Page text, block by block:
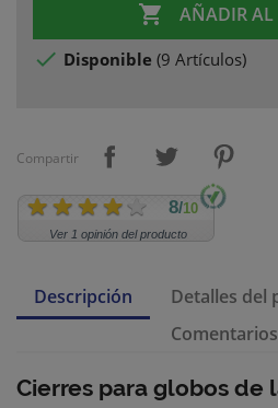
 AÑADIR AL
 Disponible (9 Artículos)
Compartir
8/10
Ver 1 opinión del producto
Descripción
Detalles del
Comentarios
Cierres para globos de